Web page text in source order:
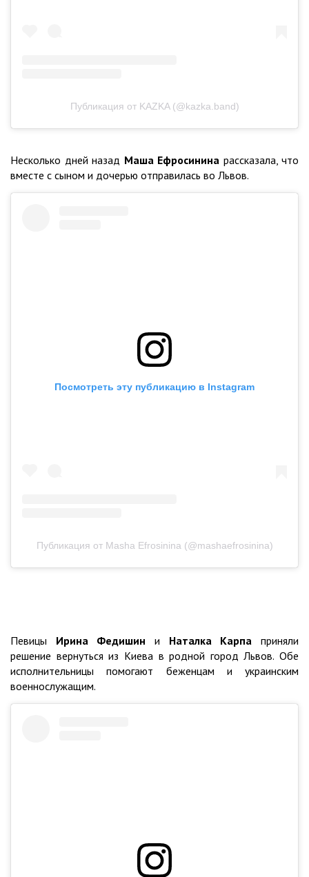
Публикация от KAZKA (@kazka.band)
Несколько дней назад Маша Ефросинина рассказала, что
вместе с сыном и дочерью отправилась во Львов.
Посмотреть эту публикацию в Instagram
Публикация от Masha Efrosinina (@mashaefrosinina)
Певицы Ирина Федишин и Наталка Карпа приняли
решение вернуться из Киева в родной город Львов. Обе
исполнительницы помогают беженцам и украинским
военнослужащим.